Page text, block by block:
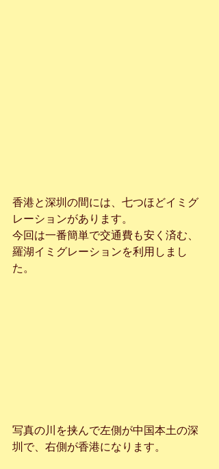
香港と深圳の間には、七つほどイミグ
レーションがあります。
今回は一番簡単で交通費も安く済む、
羅湖イミグレーションを利用しまし
た。
写真の川を挟んで左側が中国本土の深
圳で、右側が香港になります。